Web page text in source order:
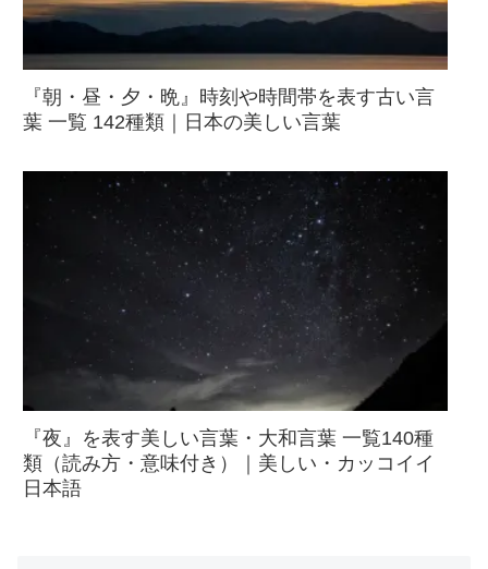
『朝・昼・夕・晩』時刻や時間帯を表す古い言
葉 一覧 142種類｜日本の美しい言葉
『夜』を表す美しい言葉・大和言葉 一覧140種
類（読み方・意味付き）｜美しい・カッコイイ
日本語